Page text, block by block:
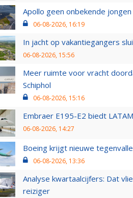
Apollo geen onbekende
06-08-2026, 16:19
In jacht op vakantiegangers
06-08-2026, 15:56
Meer ruimte voor vracht
Schiphol
06-08-2026, 15:16
Embraer E195-E2 biedt
06-08-2026, 14:27
Boeing krijgt nieuwe
06-08-2026, 13:36
Analyse kwartaalcijfers: Dat
reiziger